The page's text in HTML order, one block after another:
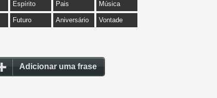
Espírito Pais Música
Futuro Aniversário Vontade
Adicionar uma frase